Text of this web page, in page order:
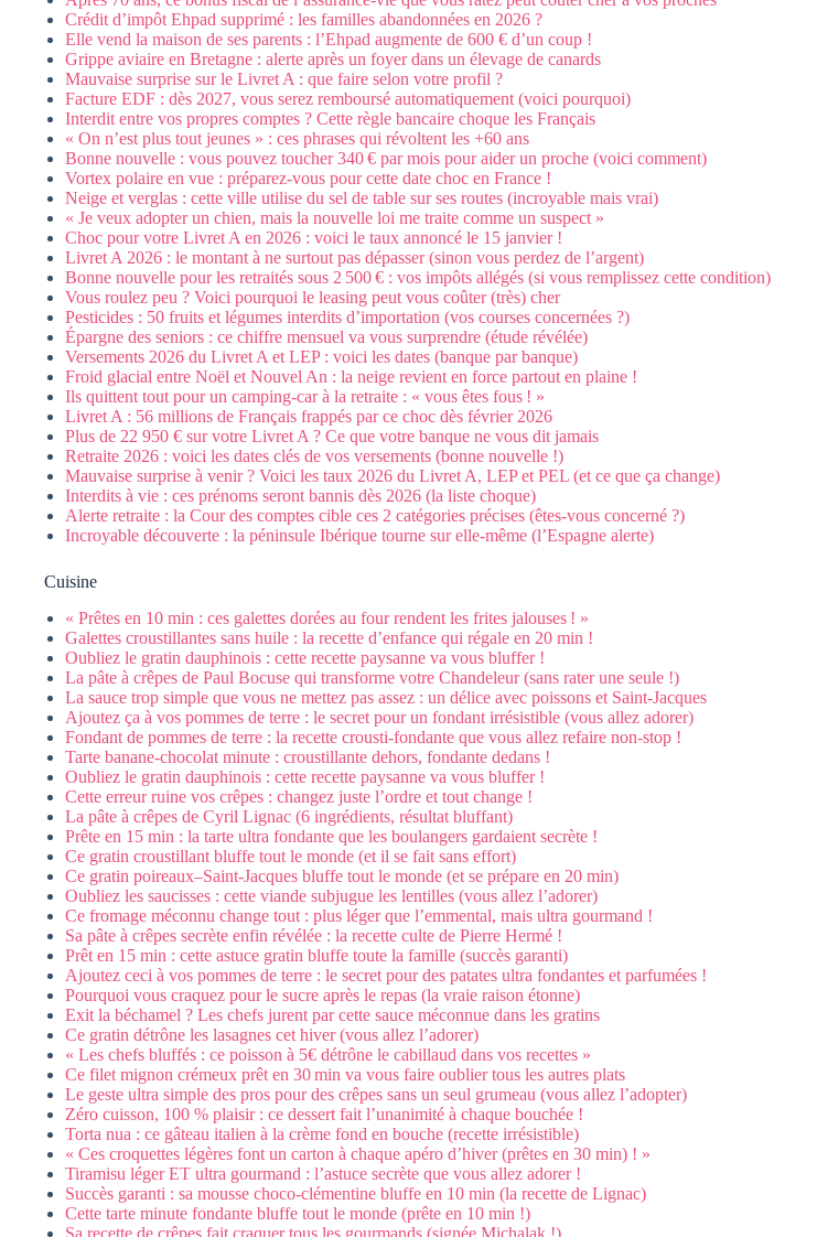
Crédit d’impôt Ehpad supprimé : les familles abandonnées en 2026 ?
Elle vend la maison de ses parents : l’Ehpad augmente de 600 € d’un coup !
Grippe aviaire en Bretagne : alerte après un foyer dans un élevage de canards
Mauvaise surprise sur le Livret A : que faire selon votre profil ?
Facture EDF : dès 2027, vous serez remboursé automatiquement (voici pourquoi)
Interdit entre vos propres comptes ? Cette règle bancaire choque les Français
« On n’est plus tout jeunes » : ces phrases qui révoltent les +60 ans
Bonne nouvelle : vous pouvez toucher 340 € par mois pour aider un proche (voici comment)
Vortex polaire en vue : préparez-vous pour cette date choc en France !
Neige et verglas : cette ville utilise du sel de table sur ses routes (incroyable mais vrai)
« Je veux adopter un chien, mais la nouvelle loi me traite comme un suspect »
Choc pour votre Livret A en 2026 : voici le taux annoncé le 15 janvier !
Livret A 2026 : le montant à ne surtout pas dépasser (sinon vous perdez de l’argent)
Bonne nouvelle pour les retraités sous 2 500 € : vos impôts allégés (si vous remplissez cette condition)
Vous roulez peu ? Voici pourquoi le leasing peut vous coûter (très) cher
Pesticides : 50 fruits et légumes interdits d’importation (vos courses concernées ?)
Épargne des seniors : ce chiffre mensuel va vous surprendre (étude révélée)
Versements 2026 du Livret A et LEP : voici les dates (banque par banque)
Froid glacial entre Noël et Nouvel An : la neige revient en force partout en plaine !
Ils quittent tout pour un camping-car à la retraite : « vous êtes fous ! »
Livret A : 56 millions de Français frappés par ce choc dès février 2026
Plus de 22 950 € sur votre Livret A ? Ce que votre banque ne vous dit jamais
Retraite 2026 : voici les dates clés de vos versements (bonne nouvelle !)
Mauvaise surprise à venir ? Voici les taux 2026 du Livret A, LEP et PEL (et ce que ça change)
Interdits à vie : ces prénoms seront bannis dès 2026 (la liste choque)
Alerte retraite : la Cour des comptes cible ces 2 catégories précises (êtes-vous concerné ?)
Incroyable découverte : la péninsule Ibérique tourne sur elle-même (l’Espagne alerte)
Cuisine
« Prêtes en 10 min : ces galettes dorées au four rendent les frites jalouses ! »
Galettes croustillantes sans huile : la recette d’enfance qui régale en 20 min !
Oubliez le gratin dauphinois : cette recette paysanne va vous bluffer !
La pâte à crêpes de Paul Bocuse qui transforme votre Chandeleur (sans rater une seule !)
La sauce trop simple que vous ne mettez pas assez : un délice avec poissons et Saint-Jacques
Ajoutez ça à vos pommes de terre : le secret pour un fondant irrésistible (vous allez adorer)
Fondant de pommes de terre : la recette crousti-fondante que vous allez refaire non-stop !
Tarte banane-chocolat minute : croustillante dehors, fondante dedans !
Oubliez le gratin dauphinois : cette recette paysanne va vous bluffer !
Cette erreur ruine vos crêpes : changez juste l’ordre et tout change !
La pâte à crêpes de Cyril Lignac (6 ingrédients, résultat bluffant)
Prête en 15 min : la tarte ultra fondante que les boulangers gardaient secrète !
Ce gratin croustillant bluffe tout le monde (et il se fait sans effort)
Ce gratin poireaux–Saint-Jacques bluffe tout le monde (et se prépare en 20 min)
Oubliez les saucisses : cette viande subjugue les lentilles (vous allez l’adorer)
Ce fromage méconnu change tout : plus léger que l’emmental, mais ultra gourmand !
Sa pâte à crêpes secrète enfin révélée : la recette culte de Pierre Hermé !
Prêt en 15 min : cette astuce gratin bluffe toute la famille (succès garanti)
Ajoutez ceci à vos pommes de terre : le secret pour des patates ultra fondantes et parfumées !
Pourquoi vous craquez pour le sucre après le repas (la vraie raison étonne)
Exit la béchamel ? Les chefs jurent par cette sauce méconnue dans les gratins
Ce gratin détrône les lasagnes cet hiver (vous allez l’adorer)
« Les chefs bluffés : ce poisson à 5€ détrône le cabillaud dans vos recettes »
Ce filet mignon crémeux prêt en 30 min va vous faire oublier tous les autres plats
Le geste ultra simple des pros pour des crêpes sans un seul grumeau (vous allez l’adopter)
Zéro cuisson, 100 % plaisir : ce dessert fait l’unanimité à chaque bouchée !
Torta nua : ce gâteau italien à la crème fond en bouche (recette irrésistible)
« Ces croquettes légères font un carton à chaque apéro d’hiver (prêtes en 30 min) ! »
Tiramisu léger ET ultra gourmand : l’astuce secrète que vous allez adorer !
Succès garanti : sa mousse choco-clémentine bluffe en 10 min (la recette de Lignac)
Cette tarte minute fondante bluffe tout le monde (prête en 10 min !)
Sa recette de crêpes fait craquer tous les gourmands (signée Michalak !)